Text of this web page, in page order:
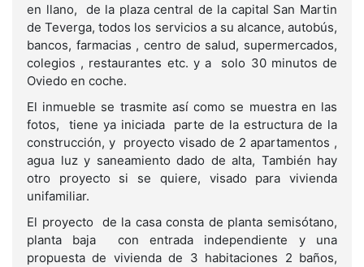
en llano, de la plaza central de la capital San Martin
de Teverga, todos los servicios a su alcance, autobús,
bancos, farmacias , centro de salud, supermercados,
colegios , restaurantes etc. y a solo 30 minutos de
Oviedo en coche.
El inmueble se trasmite así como se muestra en las
fotos, tiene ya iniciada parte de la estructura de la
construcción, y proyecto visado de 2 apartamentos ,
agua luz y saneamiento dado de alta, También hay
otro proyecto si se quiere, visado para vivienda
unifamiliar.
El proyecto de la casa consta de planta semisótano,
planta baja con entrada independiente y una
propuesta de vivienda de 3 habitaciones 2 baños,